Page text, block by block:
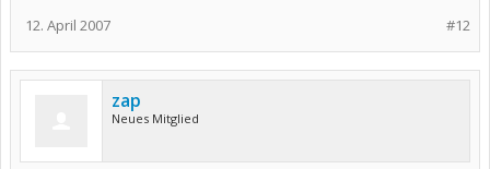
#12
12. April 2007
zap
Neues Mitglied